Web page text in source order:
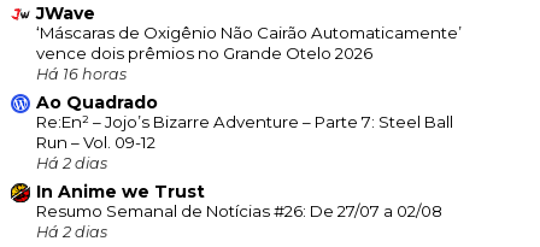
JWave
‘Máscaras de Oxigênio Não Cairão Automaticamente’
vence dois prêmios no Grande Otelo 2026
Há 16 horas
Ao Quadrado
Re:En² – Jojo’s Bizarre Adventure – Parte 7: Steel Ball
Run – Vol. 09-12
Há 2 dias
In Anime we Trust
Resumo Semanal de Notícias #26: De 27/07 a 02/08
Há 2 dias